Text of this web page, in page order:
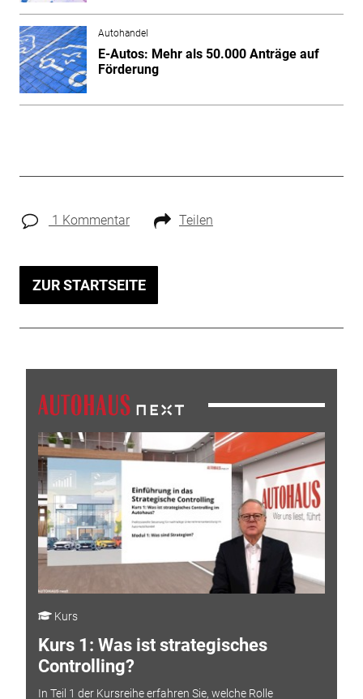
Autohandel
E-Autos: Mehr als 50.000 Anträge auf
Förderung
1 Kommentar Teilen
ZUR STARTSEITE
Kurs
Kurs 1: Was ist strategisches
Controlling?
In Teil 1 der Kursreihe erfahren Sie, welche Rolle